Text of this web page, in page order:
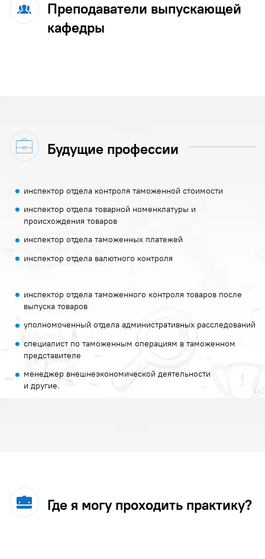
Преподаватели выпускающей
кафедры
Будущие профессии
инспектор отдела контроля таможенной стоимости
инспектор отдела товарной номенклатуры и
происхождения товаров
инспектор отдела таможенных платежей
инспектор отдела валютного контроля
инспектор отдела таможенного контроля товаров после
выпуска товаров
уполномоченный отдела административных расследований
специалист по таможенным операциям в таможенном
представителе
менеджер внешнеэкономической деятельности
и другие.
Где я могу проходить практику?